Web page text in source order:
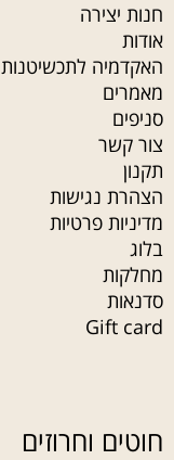
חנות יצירה
אודות
האקדמיה לתכשיטנות
מאמרים
סניפים
צור קשר
תקנון
הצהרת נגישות
מדיניות פרטיות
בלוג
מחלקות
סדנאות
Gift card
חוטים וחרוזים